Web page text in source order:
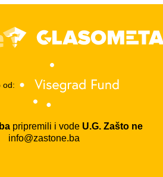
od:
pripremili i vode U.G. Zašto ne
info@zastone.ba